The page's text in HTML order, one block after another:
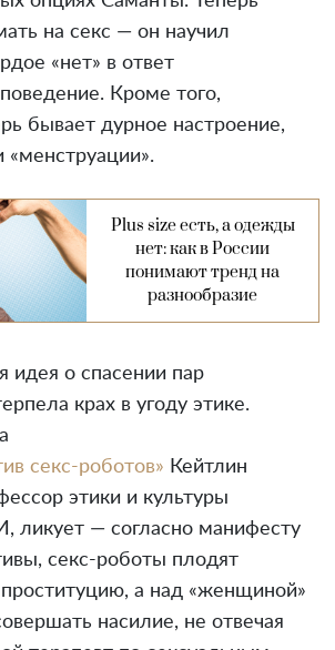
на секс — он научил
«нет» в ответ
Кроме того,
бывает дурное настроение,
«менструации».
Plus size есть, а одежды
нет: как в России
понимают тренд на
разнообразие
идея о спасении пар
крах в угоду этике.
секс-роботов» Кейтлин
этики и культуры
ликует — согласно манифесту
секс-роботы плодят
а над «женщиной»
насилие, не отвечая